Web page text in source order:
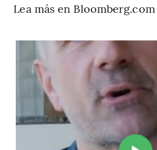
Lea más en Bloomberg.com